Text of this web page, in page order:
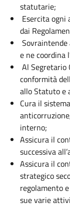
statutarie;
Esercita
dai
e ne coordina
Al Segretario
conformità
allo Statuto e
Cura il
interno;
Assicura il
successiva
Assicura il
strategico
regolamento
sue varie